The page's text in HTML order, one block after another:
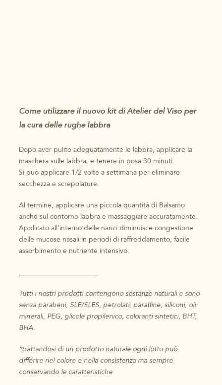
Come utilizzare il nuovo kit di Atelier del Viso per
la cura delle rughe labbra
Dopo aver pulito adeguatamente le labbra, applicare la
maschera sulle labbra, e tenere in posa 30 minuti.
Si può applicare 1/2 volte a settimana per eliminare
secchezza e screpolature.
Al termine, applicare una piccola quantità di Balsamo
anche sul contorno labbra e massaggiare accuratamente.
Applicato all’interno delle narici diminuisce congestione
delle mucose nasali in periodi di raffreddamento, facile
assorbimento e nutriente intensivo.
Tutti i nostri prodotti contengono sostanze naturali e sono
senza parabeni, SLE/SLES, petrolati, paraffine, siliconi, oli
minerali, PEG, glicole propilenico, coloranti sintetici, BHT,
BHA.
*trattandosi di un prodotto naturale ogni lotto può
differire nel colore e nella consistenza ma sempre
conservando le caratteristiche